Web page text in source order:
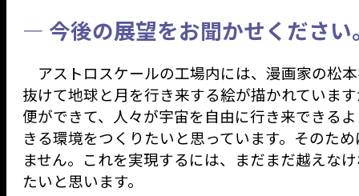
— 今後の展望をお聞かせください
アストロスケールの工場内には、漫画家の松
抜けて地球と月を行き来する絵が描かれていま
便ができて、人々が宇宙を自由に行き来できる
きる環境をつくりたいと思っています。そのた
ません。これを実現するには、まだまだ越えな
たいと思います。